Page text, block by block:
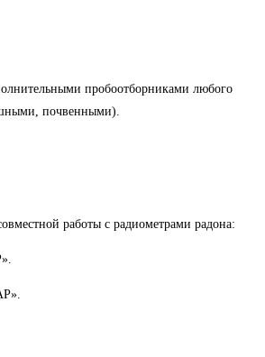
пробоотборниками любого
почвенными).
работы с радиометрами радона: